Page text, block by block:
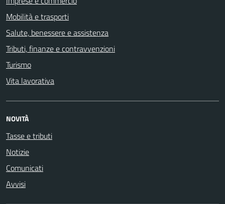
Mobilità e trasporti
Salute, benessere e assistenza
Tributi, finanze e contravvenzioni
Turismo
Vita lavorativa
NOVITÀ
Tasse e tributi
Notizie
Comunicati
Avvisi